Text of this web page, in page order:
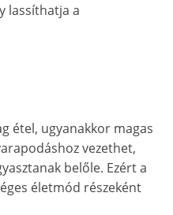
lassíthatja a
étel, ugyanakkor magas
vezethet,
belőle. Ezért a
életmód részeként